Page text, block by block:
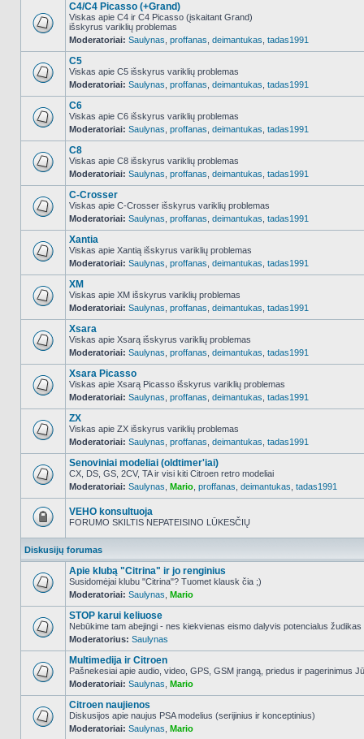
NO_UNREAD_POSTS
C4/C4 Picasso (+Grand)
Viskas apie C4 ir C4 Picasso (įskaitant Grand)
išskyrus variklių problemas
Moderatoriai: Saulynas proffanas deimantukas tadas1991
NO_UNREAD_POSTS
C5
Viskas apie C5 išskyrus variklių problemas
Moderatoriai: Saulynas proffanas deimantukas tadas1991
NO_UNREAD_POSTS
C6
Viskas apie C6 išskyrus variklių problemas
Moderatoriai: Saulynas proffanas deimantukas tadas1991
NO_UNREAD_POSTS
C8
Viskas apie C8 išskyrus variklių problemas
Moderatoriai: Saulynas proffanas deimantukas tadas1991
NO_UNREAD_POSTS
C-Crosser
Viskas apie C-Crosser išskyrus variklių problemas
Moderatoriai: Saulynas proffanas deimantukas tadas1991
NO_UNREAD_POSTS
Xantia
Viskas apie Xantią išskyrus variklių problemas
Moderatoriai: Saulynas proffanas deimantukas tadas1991
NO_UNREAD_POSTS
XM
Viskas apie XM išskyrus variklių problemas
Moderatoriai: Saulynas proffanas deimantukas tadas1991
NO_UNREAD_POSTS
Xsara
Viskas apie Xsarą išskyrus variklių problemas
Moderatoriai: Saulynas proffanas deimantukas tadas1991
NO_UNREAD_POSTS
Xsara Picasso
Viskas apie Xsarą Picasso išskyrus variklių problemas
Moderatoriai: Saulynas proffanas deimantukas tadas1991
NO_UNREAD_POSTS
ZX
Viskas apie ZX išskyrus variklių problemas
Moderatoriai: Saulynas proffanas deimantukas tadas1991
NO_UNREAD_POSTS
Senoviniai modeliai (oldtimer'iai)
CX, DS, GS, 2CV, TA ir visi kiti Citroen retro modeliai
Moderatoriai: Saulynas Mario proffanas deimantukas tadas1991
užrakintas
VEHO konsultuoja
FORUMO SKILTIS NEPATEISINO LŪKESČIŲ
Diskusijų forumas
NO_UNREAD_POSTS
Apie klubą "Citrina" ir jo renginius
Susidomėjai klubu "Citrina"? Tuomet klausk čia ;)
Moderatoriai: Saulynas Mario
NO_UNREAD_POSTS
STOP karui keliuose
Nebūkime tam abejingi - nes kiekvienas eismo dalyvis potencialus žudikas
Moderatorius: Saulynas
NO_UNREAD_POSTS
Multimedija ir Citroen
Pašnekesiai apie audio, video, GPS, GSM įrangą, priedus ir pagerinimus
Moderatoriai: Saulynas Mario
NO_UNREAD_POSTS
Citroen naujienos
Diskusijos apie naujus PSA modelius (serijinius ir konceptinius)
Moderatoriai: Saulynas Mario